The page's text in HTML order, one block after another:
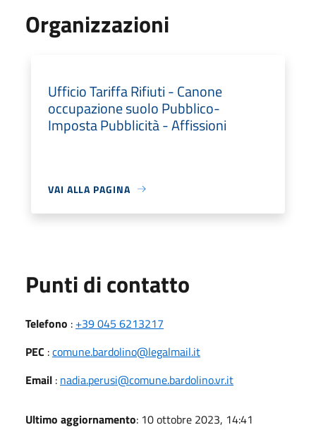
Organizzazioni
Ufficio Tariffa Rifiuti - Canone
occupazione suolo Pubblico-
Imposta Pubblicità - Affissioni
VAI ALLA PAGINA
Punti di contatto
Telefono : +39 045 6213217
PEC :comune.bardolino@legalmail.it
Email : nadia.perusi@comune.bardolino.vr.it
Ultimo aggiornamento: 10 ottobre 2023, 14:41